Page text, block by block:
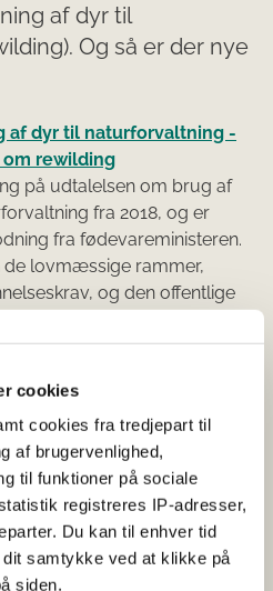
cookies
cookies fra tredjepart til
af brugervenlighed,
til funktioner på sociale
registreres IP-adresser,
Du kan til enhver tid
samtykke ved at klikke på
siden.
af dyr til
Og så er der nye
af dyr til naturforvaltning -
rewilding
på udtalelsen om brug af
fra 2018, og er
fra fødevareministeren.
de lovmæssige rammer,
og den offentlige
blog
og have deres behov
om vinteren?